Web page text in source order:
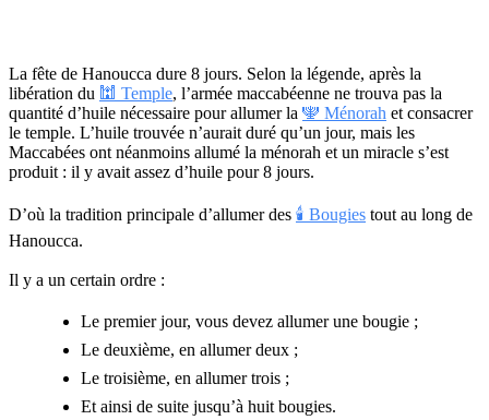
La fête de Hanoucca dure 8 jours. Selon la légende, après la
libération du 🕍 Temple, l’armée maccabéenne ne trouva pas la
quantité d’huile nécessaire pour allumer la 🕎 Ménorah et consacrer
le temple. L’huile trouvée n’aurait duré qu’un jour, mais les
Maccabées ont néanmoins allumé la ménorah et un miracle s’est
produit : il y avait assez d’huile pour 8 jours.
D’où la tradition principale d’allumer des 🕯 Bougies tout au long de
Hanoucca.
Il y a un certain ordre :
Le premier jour, vous devez allumer une bougie ;
Le deuxième, en allumer deux ;
Le troisième, en allumer trois ;
Et ainsi de suite jusqu’à huit bougies.